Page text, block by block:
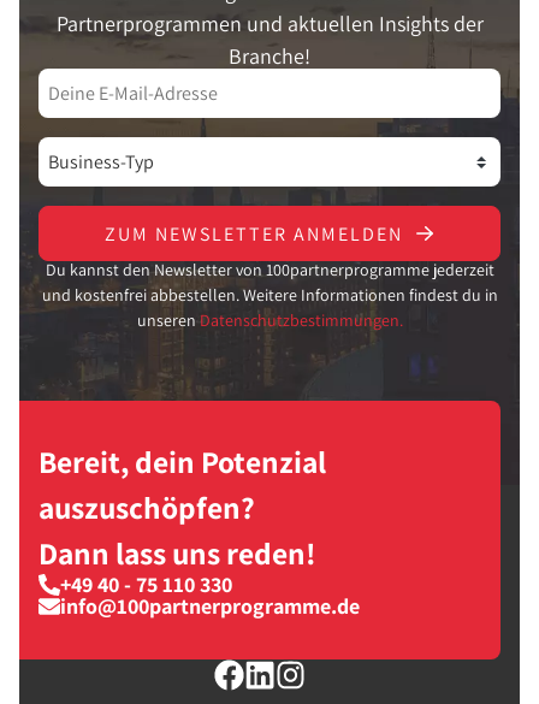
Partnerprogrammen und aktuellen Insights der
Branche!
ZUM NEWSLETTER ANMELDEN
Du kannst den Newsletter von 100partnerprogramme jederzeit
und kostenfrei abbestellen. Weitere Informationen findest du in
unseren Datenschutzbestimmungen.
Bereit, dein Potenzial
auszuschöpfen?
Dann lass uns reden!
+49 40 - 75 110 330
info@100partnerprogramme.de